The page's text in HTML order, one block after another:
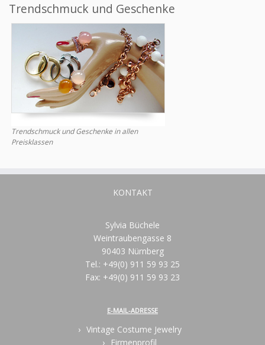
Trendschmuck und Geschenke
Trendschmuck und Geschenke in allen
Preisklassen
KONTAKT
Sylvia Büchele
Weintraubengasse 8
90403 Nürnberg
Tel.: +49(0) 911 59 93 25
Fax: +49(0) 911 59 93 23
E-MAIL-ADRESSE
Vintage Costume Jewelry
Firmenprofil